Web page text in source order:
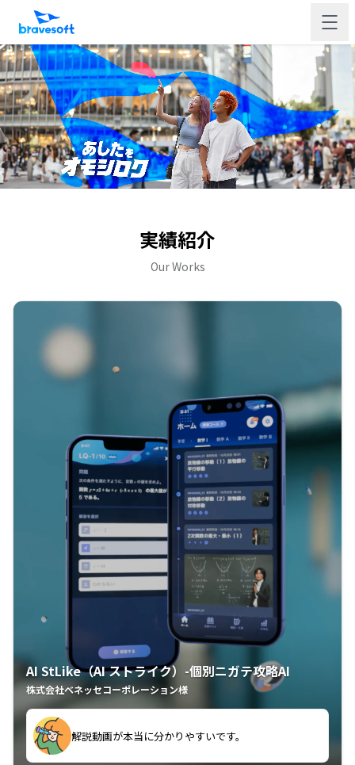
実績紹介
Our Works
AI StLike（AI ストライク）-個別ニガテ攻略AI
株式会社ベネッセコーポレーション様
古文漢文を主に使わせていただいているが、復習する
のに非常に役立っている。
解説動画が本当に分かりやすいです。